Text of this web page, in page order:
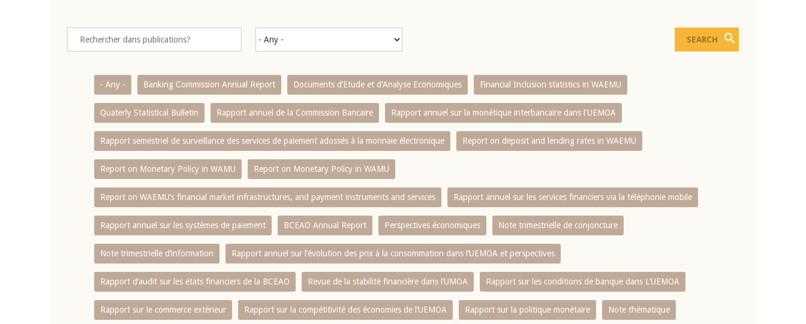
- Any - Banking Commission Annual Report Documents d’Etude et d’Analyse Economiques Financial Inclusion statistics in WAEMU
Quaterly Statistical Bulletin Rapport annuel de la Commission Bancaire Rapport annuel sur la monétique interbancaire dans l'UEMOA
Rapport semestriel de surveillance des services de paiement adossés à la monnaie électronique Report on deposit and lending rates in WAEMU
Report on Monetary Policy in WAMU Report on Monetary Policy in WAMU
Report on WAEMU’s financial market infrastructures, and payment instruments and services Rapport annuel sur les services financiers via la téléphonie mobile
Rapport annuel sur les systèmes de paiement BCEAO Annual Report Perspectives économiques Note trimestrielle de conjoncture
Note trimestrielle d‘information Rapport annuel sur l‘évolution des prix à la consommation dans l‘UEMOA et perspectives
Rapport d‘audit sur les états financiers de la BCEAO Revue de la stabilité financière dans l‘UMOA Rapport sur les conditions de banque dans L‘UEMOA
Rapport sur le commerce extérieur Rapport sur la compétitivité des économies de l‘UEMOA Rapport sur la politique monétaire Note thématique